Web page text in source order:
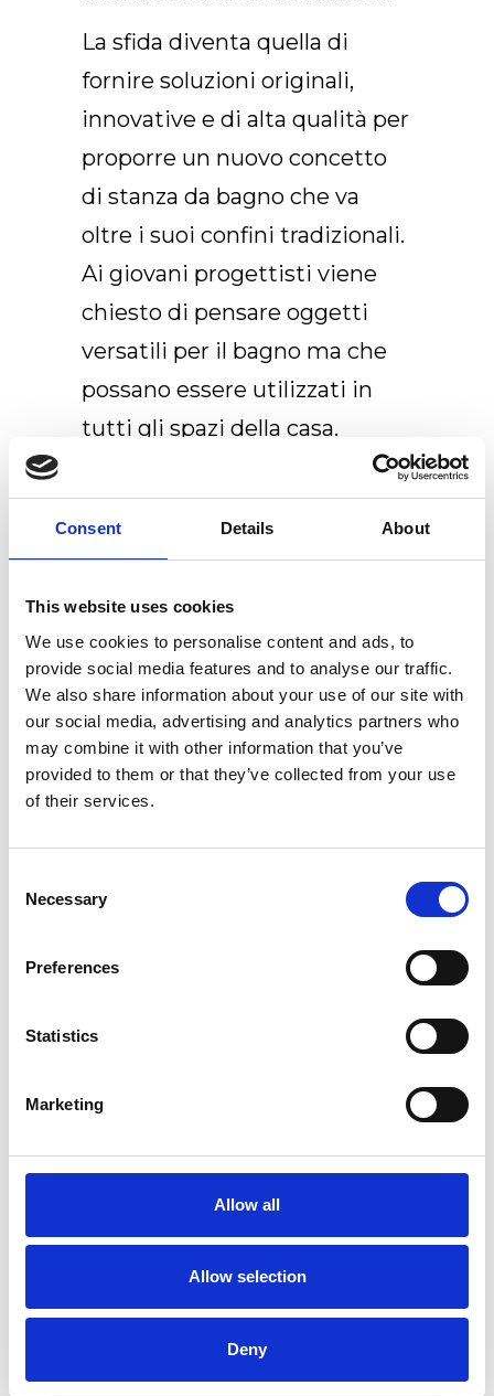
Consent Details About
This website uses cookies
We use cookies to personalise content and ads, to
provide social media features and to analyse our traffic.
We also share information about your use of our site with
our social media, advertising and analytics partners who
may combine it with other information that you’ve
provided to them or that they’ve collected from your use
of their services.
Selection
Necessary
Preferences
Statistics
Marketing
Allow all
Allow selection
Deny
La sfida diventa quella di
fornire soluzioni originali,
innovative e di alta qualità per
proporre un nuovo concetto
di stanza da bagno che va
oltre i suoi confini tradizionali.
Ai giovani progettisti viene
chiesto di pensare oggetti
versatili per il bagno ma che
possano essere utilizzati in
tutti gli spazi della casa.
Flessibilità e modularità sono
ancora oggi tratti distintivi di
Herkner
si sta affermando sempre di
più a livello internazionale.
vittoria del premio Good
design di Chicago come
Design d’eccellenza 2015, e la
nomina per il premio Edida